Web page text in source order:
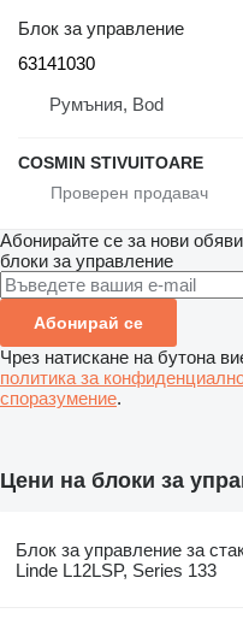
Блок за управление
63141030
Румъния, Bod
COSMIN STIVUITOARE
Абонирайте се за нови
блоки за управление
Абонирай се
Чрез натискане на бутона
политика за
споразумение.
Цени на блоки за
Блок за управление за
Linde L12LSP, Series 133